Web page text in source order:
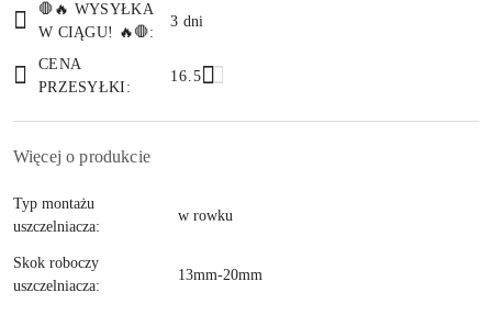
i
dostawa
🛑🔥 WYSYŁKA
W CIĄGU! 🔥🛑:
3 dni
CENA
PRZESYŁKI:
16.5
Więcej o produkcie
Typ montażu
uszczelniacza:
w rowku
Skok roboczy
uszczelniacza:
13mm-20mm